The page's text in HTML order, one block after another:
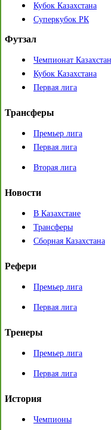
Кубок Казахстана
Суперкубок РК
Футзал
Чемпионат
Кубок Казахстана
Первая лига
Трансферы
Премьер лига
Первая лига
Вторая лига
Новости
В Казахстане
Трансферы
Сборная Казахстана
Рефери
Премьер лига
Первая лига
Тренеры
Премьер лига
Первая лига
История
Чемпионы